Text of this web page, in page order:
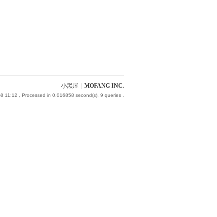
小黑屋 MOFANG INC.
11:12 , Processed in 0.016858 second(s), 9 queries .